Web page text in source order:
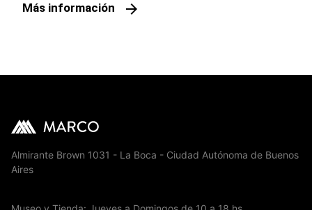
Más información arrow_forward
Almirante Brown 1031 - La Boca - Ciudad Autónoma de Buenos
Aires